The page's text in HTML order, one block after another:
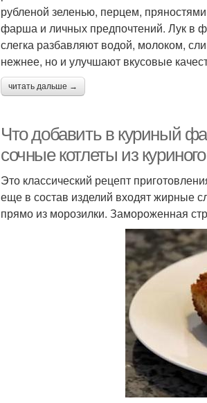
рубленой зеленью, перцем,
фарша и личных предпочтений. Лук в
слегка разбавляют водой, молоком,
нежнее, но и улучшают вкусовые
читать дальше →
Что добавить в куриный
сочные котлеты из
Это классический рецепт
еще в состав изделий входят жирные
прямо из морозилки. Замороженная